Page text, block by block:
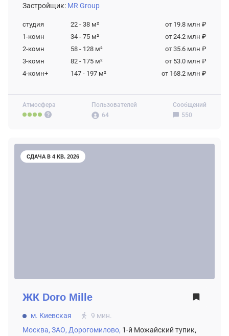
Атмосфера
Пользователей
64
Сообщений
550
Застройщик: MR Group
студия 22 - 38 м²
от 19.8 млн ₽
1-комн
34 - 75 м²
от 24.2 млн ₽
2-комн
58 - 128 м²
от 35.6 млн ₽
3-комн
82 - 175 м²
от 53.0 млн ₽
4-комн+
147 - 197 м² от 168.2 млн ₽
СДАЧА В 4 КВ. 2026
ЖК Doro Mille
м. Киевская
9 мин.
Москва, ЗАО, Дорогомилово, 1-й Можайский тупик,